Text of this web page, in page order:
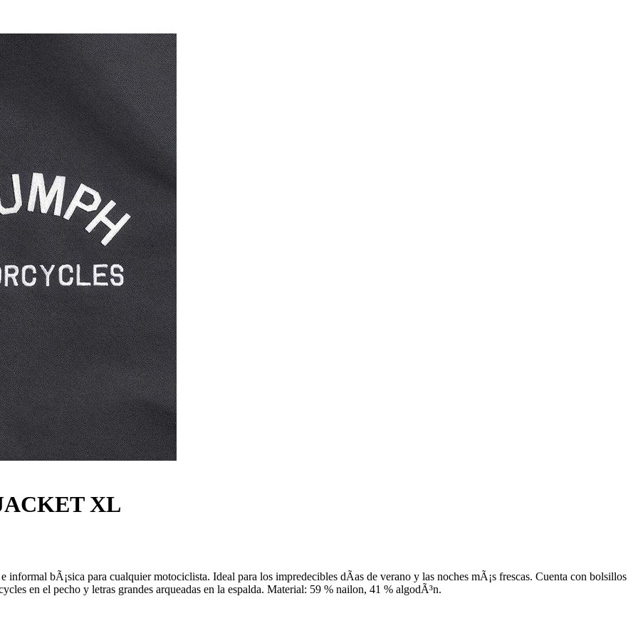
XL
bÃ¡sica para cualquier motociclista. Ideal para los impredecibles dÃ­as de verano y las noches mÃ¡s frescas. Cuenta con bolsillos
en el pecho y letras grandes arqueadas en la espalda. Material: 59 % nailon, 41 % algodÃ³n.